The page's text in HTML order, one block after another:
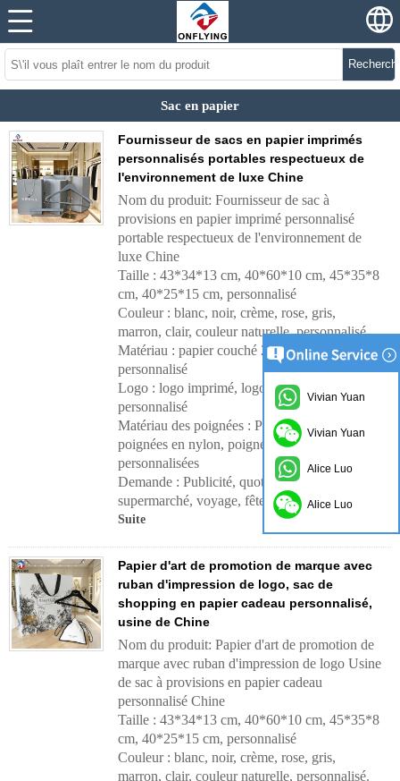
Sac en papier
Fournisseur de sacs en papier imprimés
personnalisés portables respectueux de
l'environnement de luxe Chine
Nom du produit: Fournisseur de sac à
provisions en papier imprimé personnalisé
portable respectueux de l'environnement de
luxe Chine
Taille : 43*34*13 cm, 40*60*10 cm, 45*35*8
cm, 40*25*15 cm, personnalisé
Couleur : blanc, noir, crème, rose, gris,
marron, clair, couleur naturelle, personnalisé.
Matériau : papier couché 250, papier kraft,
personnalisé
Logo : logo imprimé, logo estampé à chaud,
personnalisé
Matériau des poignées : Poignées en coton,
poignées en nylon, poignées en ruban,
personnalisées
Demande : Publicité, quotidien, extérieur,
supermarché, voyage, fête, cadeau, etc.
Suite
Papier d'art de promotion de marque avec
ruban d'impression de logo, sac de
shopping en papier cadeau personnalisé,
usine de Chine
Nom du produit: Papier d'art de promotion de
marque avec ruban d'impression de logo Usine
de sac à provisions en papier cadeau
personnalisé Chine
Taille : 43*34*13 cm, 40*60*10 cm, 45*35*8
cm, 40*25*15 cm, personnalisé
Couleur : blanc, noir, crème, rose, gris,
marron, clair, couleur naturelle, personnalisé.
Vivian Yuan
Vivian Yuan
Alice Luo
Alice Luo